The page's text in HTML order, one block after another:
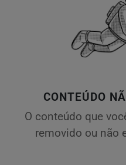
CONTEÚDO
O conteúdo que
removido ou não